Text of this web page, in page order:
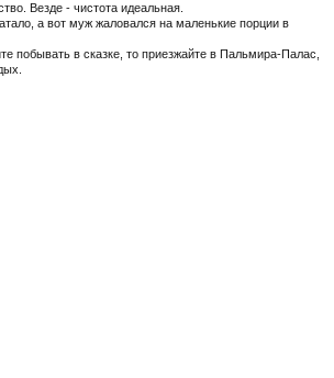
Везде - чистота идеальная.
а вот муж жаловался на маленькие порции в
побывать в сказке, то приезжайте в Пальмира-Палас,